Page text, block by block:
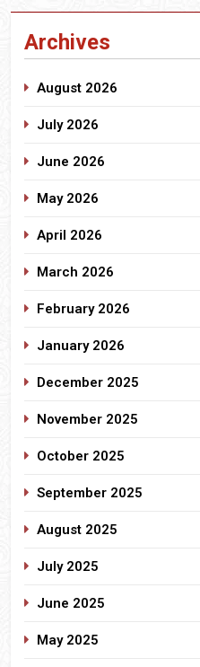
Archives
August 2026
July 2026
June 2026
May 2026
April 2026
March 2026
February 2026
January 2026
December 2025
November 2025
October 2025
September 2025
August 2025
July 2025
June 2025
May 2025